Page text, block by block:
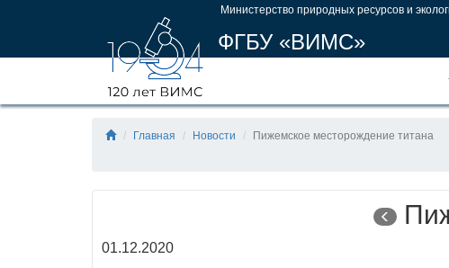
Министерство природных ресурсов и
ФГБУ «ВИМС»
Главная Новости Пижемское месторождение титана
01.12.2020